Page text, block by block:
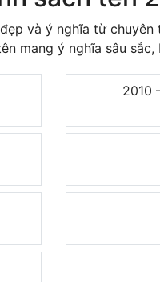
và ý nghĩa từ chuyên
mang ý nghĩa sâu
2010 –